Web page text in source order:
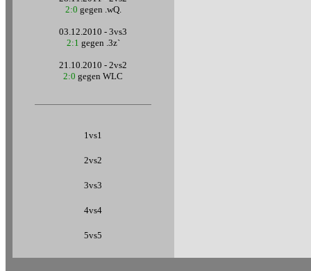
2:0 gegen .wQ.
03.12.2010 - 3vs3
2:1 gegen .3z`
21.10.2010 - 2vs2
2:0 gegen WLC
1vs1
2vs2
3vs3
4vs4
5vs5